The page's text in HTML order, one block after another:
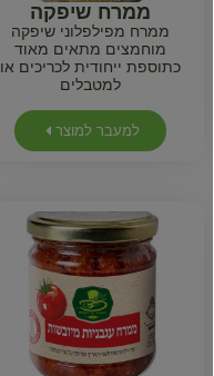
ממרח שיפקה
ממרח מפילפלוני שיפקה
מוחמצים מתאים מאוד
כתוספת ייחודית לכריכים או
למטבלים
למעבר למוצר